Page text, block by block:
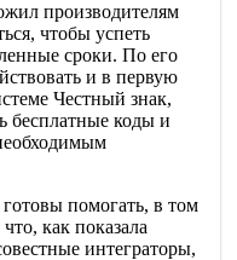
производителям
чтобы успеть
сроки. По его
и в первую
Честный знак,
бесплатные коды и
помогать, в том
как показала
интеграторы,